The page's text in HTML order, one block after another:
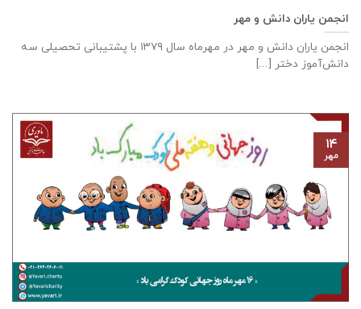
انجمن یاران دانش و مهر
انجمن یاران دانش و مهر در مهرماه سال ۱۳۷۹ با پشتیبانی تحصیلی سه
دانش‌آموز دختر [...]
۱۴
مهر